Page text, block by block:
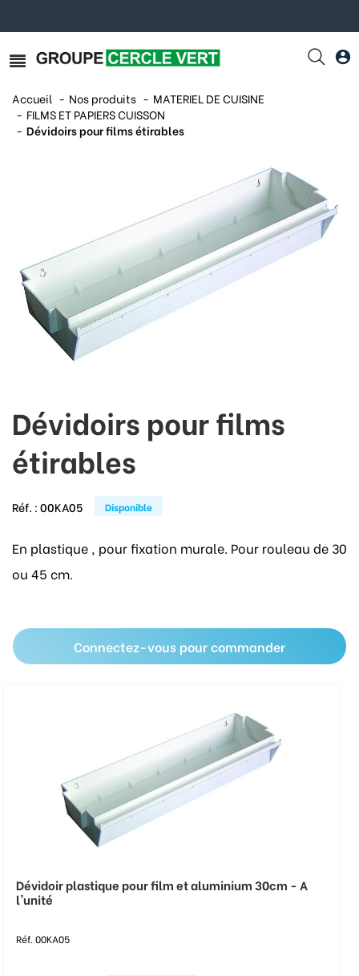
Accueil Nos produits
MATERIEL DE CUISINE
FILMS ET PAPIERS CUISSON
Dévidoirs pour films étirables
Dévidoirs pour films
étirables
Réf. :00KA05 Disponible
En plastique , pour fixation murale. Pour rouleau de 30
ou 45 cm.
Connectez-vous pour commander
Dévidoir plastique pour film et aluminium 30cm - A
l'unité
Réf. 00KA05